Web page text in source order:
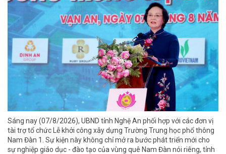
Sáng nay (07/8/2026), UBND tỉnh Nghệ An phối hợp với các đơn vị
tài trợ tổ chức Lễ khởi công xây dựng Trường Trung học phổ thông
Nam Đàn 1. Sự kiện này không chỉ mở ra bước phát triển mới cho
sự nghiệp giáo dục - đào tạo của vùng quê Nam Đàn nói riêng, tỉnh